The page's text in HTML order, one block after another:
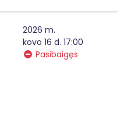
2026 m.
kovo 16 d. 17:00
Pasibaigęs